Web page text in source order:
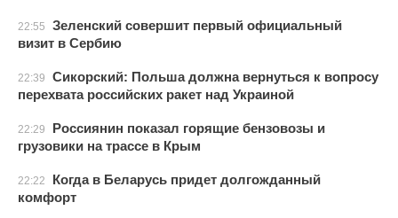
22:55
Зеленский совершит первый официальный
визит в Сербию
22:39
Сикорский: Польша должна вернуться к вопросу
перехвата российских ракет над Украиной
22:29
Россиянин показал горящие бензовозы и
грузовики на трассе в Крым
22:22
Когда в Беларусь придет долгожданный
комфорт